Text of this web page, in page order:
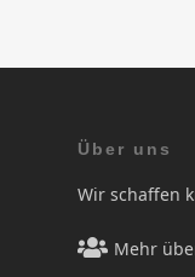
Über uns
Wir schaffen
Mehr